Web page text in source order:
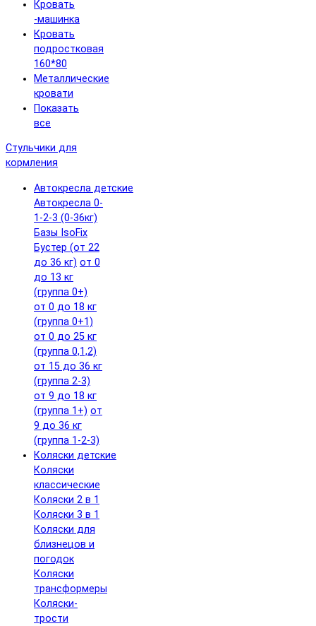
Кровать
-машинка
Кровать
подростковая
160*80
Металлические
кровати
Показать
все
Стульчики для
кормления
Автокресла детские
Автокресла 0-
1-2-3 (0-36кг)
Базы IsoFix
Бустер (от 22
до 36 кг) от 0
до 13 кг
(группа 0+)
от 0 до 18 кг
(группа 0+1)
от 0 до 25 кг
(группа 0,1,2)
от 15 до 36 кг
(группа 2-3)
от 9 до 18 кг
(группа 1+) от
9 до 36 кг
(группа 1-2-3)
Коляски детские
Коляски
классические
Коляски 2 в 1
Коляски 3 в 1
Коляски для
близнецов и
погодок
Коляски
трансформеры
Коляски-
трости